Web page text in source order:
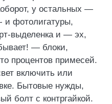
у остальных —
и фотолигатуры,
выделенка и — эх,
— блоки,
процентов примесей.
включить или
Бытовые нужды,
болт с контргайкой.